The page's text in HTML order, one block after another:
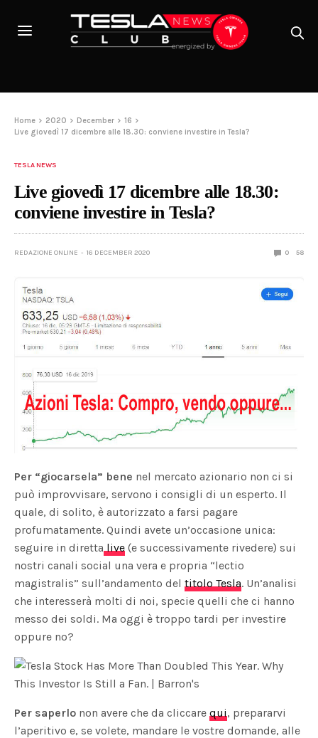
Home 2020 December
16
Live giovedì 17 dicembre alle 18.30: conviene investire in Tesla?
TESLA NEWS
Live giovedì 17 dicembre alle 18.30:
conviene investire in Tesla?
REDAZIONE ONLINE 16 DECEMBER 2020 0 58
Per “giocarsela” bene nel mercato azionario non ci si
può improvvisare, servono i consigli di un esperto. Il
quale, di solito, è autorizzato a farsi pagare
profumatamente. Quindi avete un’occasione unica:
seguire in diretta live (e successivamente rivedere) sui
nostri canali social una vera e propria “lectio
magistralis” sull’andamento deltitolo Tesla. Un’analisi
che interesserà molti di noi, specie quelli che ci hanno
messo dei soldi. Ma oggi è troppo tardi per investire
oppure no?
Per saperlo non avere che da cliccarequi, prepararvi
l’aperitivo e, se volete, mandare le vostre domande, alle